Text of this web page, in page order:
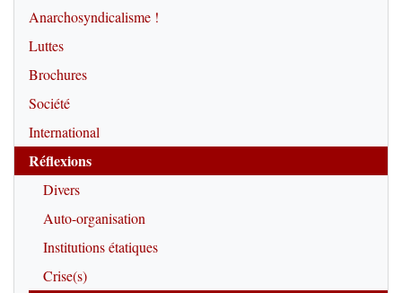
Anarchosyndicalisme !
Luttes
Brochures
Société
International
Réflexions
Divers
Auto-organisation
Institutions étatiques
Crise(s)